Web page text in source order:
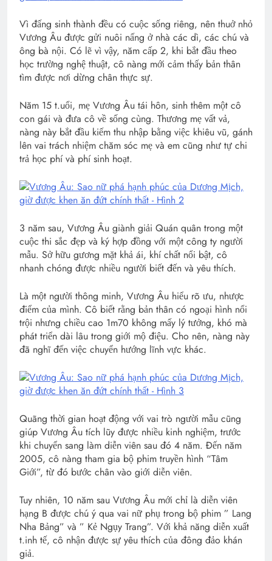
Vì đấng sinh thành đều có cuộc sống riêng, nên thuở nhỏ
Vương Âu được gửi nuôi nấng ở nhà các dì, các chú và
ông bà nội. Có lẽ vì vậy, năm cấp 2, khi bắt đầu theo
học trường nghệ thuật, cô nàng mới cảm thấy bản thân
tìm được nơi dừng chân thực sự.
Năm 15 t.uổi, mẹ Vương Âu tái hôn, sinh thêm một cô
con gái và đưa cô về sống cùng. Thương mẹ vất vả,
nàng này bắt đầu kiếm thu nhập bằng việc khiêu vũ, gánh
lên vai trách nhiệm chăm sóc mẹ và em cũng như tự chi
trả học phí và phí sinh hoạt.
3 năm sau, Vương Âu giành giải Quán quân trong một
cuộc thi sắc đẹp và ký hợp đồng với một công ty người
mẫu. Sở hữu gương mặt khả ái, khí chất nổi bật, cô
nhanh chóng được nhiều người biết đến và yêu thích.
Là một người thông minh, Vương Âu hiểu rõ ưu, nhược
điểm của mình. Cô biết rằng bản thân có ngoại hình nổi
trội nhưng chiều cao 1m70 không mấy lý tưởng, khó mà
phát triển dài lâu trong giới mộ điệu. Cho nên, nàng này
đã nghĩ đến việc chuyển hướng lĩnh vực khác.
Quãng thời gian hoạt động với vai trò người mẫu cũng
giúp Vương Âu tích lũy được nhiều kinh nghiệm, trước
khi chuyển sang làm diễn viên sau đó 4 năm. Đến năm
2005, cô nàng tham gia bộ phim truyền hình “Tâm
Giới”, từ đó bước chân vào giới diễn viên.
Tuy nhiên, 10 năm sau Vương Âu mới chỉ là diễn viên
hạng B được chú ý qua vai nữ phụ trong bộ phim ” Lang
Nha Bảng” và ” Kẻ Ngụy Trang”. Với khả năng diễn xuất
t.inh tế, cô nhận được sự yêu thích của đông đảo khán
giả.